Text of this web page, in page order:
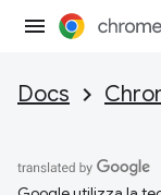
Docs